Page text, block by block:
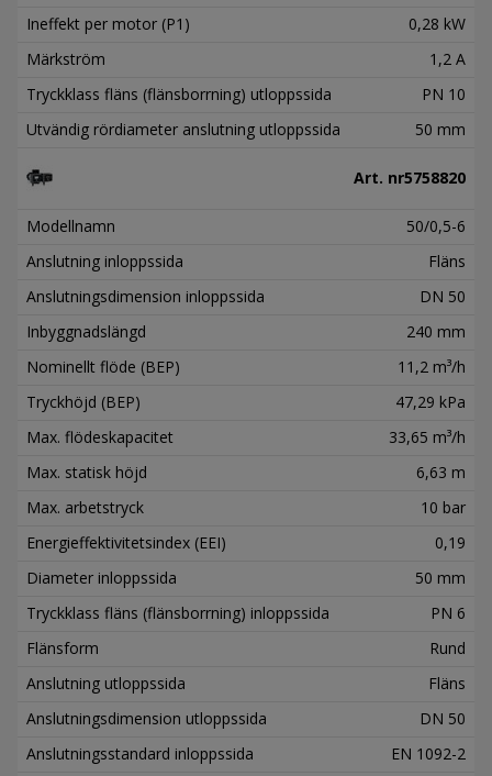
Ineffekt per motor (P1)
0,28 kW
Märkström
1,2 A
Tryckklass fläns (flänsborrning) utloppssida
PN 10
Utvändig rördiameter anslutning utloppssida
50 mm
Art. nr5758820
Modellnamn
50/0,5-6
Anslutning inloppssida
Fläns
Anslutningsdimension inloppssida
DN 50
Inbyggnadslängd
240 mm
Nominellt flöde (BEP)
11,2 m³/h
Tryckhöjd (BEP)
47,29 kPa
Max. flödeskapacitet
33,65 m³/h
Max. statisk höjd
6,63 m
Max. arbetstryck
10 bar
Energieffektivitetsindex (EEI)
0,19
Diameter inloppssida
50 mm
Tryckklass fläns (flänsborrning) inloppssida
PN 6
Flänsform
Rund
Anslutning utloppssida
Fläns
Anslutningsdimension utloppssida
DN 50
Anslutningsstandard inloppssida
EN 1092-2